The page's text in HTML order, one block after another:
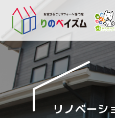
リノベーシ